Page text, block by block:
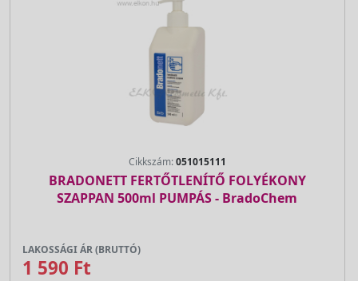
Cikkszám:051015111
BRADONETT FERTŐTLENÍTŐ FOLYÉKONY
SZAPPAN 500ml PUMPÁS - BradoChem
LAKOSSÁGI ÁR (BRUTTÓ)
1 590 Ft